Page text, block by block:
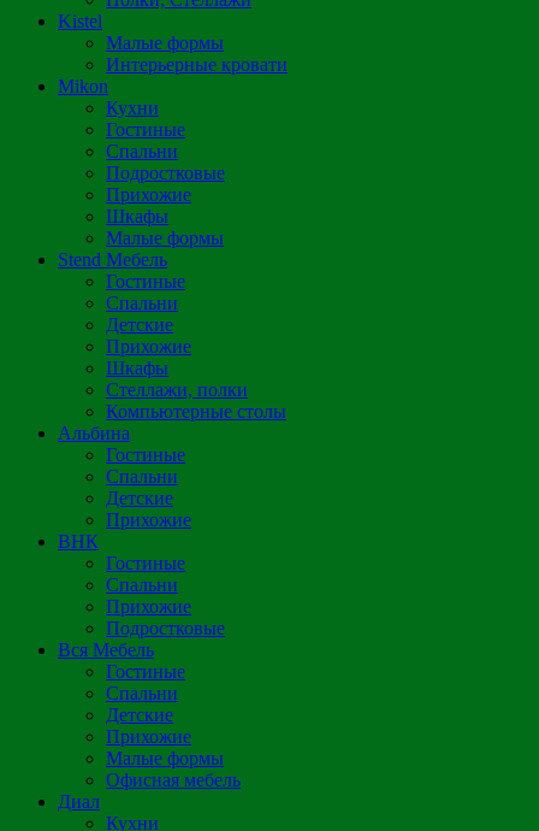
Kistel
Малые формы
Интерьерные кровати
Mikon
Кухни
Гостиные
Спальни
Подростковые
Прихожие
Шкафы
Малые формы
Stend Мебель
Гостиные
Спальни
Детские
Прихожие
Шкафы
Стеллажи, полки
Компьютерные столы
Альбина
Гостиные
Спальни
Детские
Прихожие
ВНК
Гостиные
Спальни
Прихожие
Подростковые
Вся Мебель
Гостиные
Спальни
Детские
Прихожие
Малые формы
Офисная мебель
Диал
Кухни